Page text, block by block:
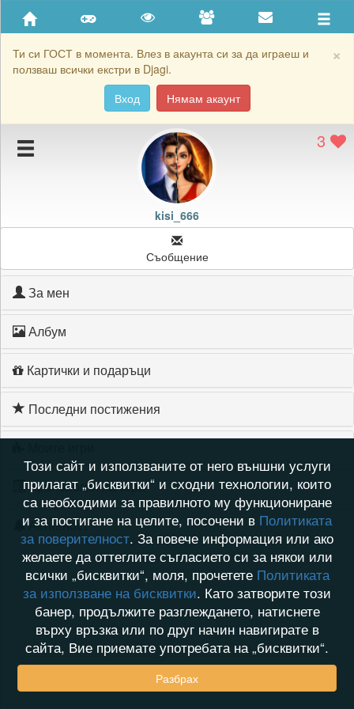
×
Ти си ГОСТ в момента. Влез в акаунта си за да играеш и
ползваш всички екстри в Djagi.
Вход
Нямам акаунт
Приятели
Хронология на игри
Подаръците на kisi_666
Картичките на kisi_666
3
kisi_666
Съобщение
За мен
Албум
Картички и подаръци
Последни постижения
Хронология на игри
Активност
Този сайт и използваните от него външни услуги
прилагат „бисквитки“ и сходни технологии, които
са необходими за правилното му функциониране
и за постигане на целите, посочени в Политиката
за поверителност. За повече информация или ако
желаете да оттеглите съгласието си за някои или
всички „бисквитки“, моля, прочетете Политиката
за използване на бисквитки. Като затворите този
банер, продължите разглеждането, натиснете
върху връзка или по друг начин навигирате в
сайта, Вие приемате употребата на „бисквитки“.
Разбрах